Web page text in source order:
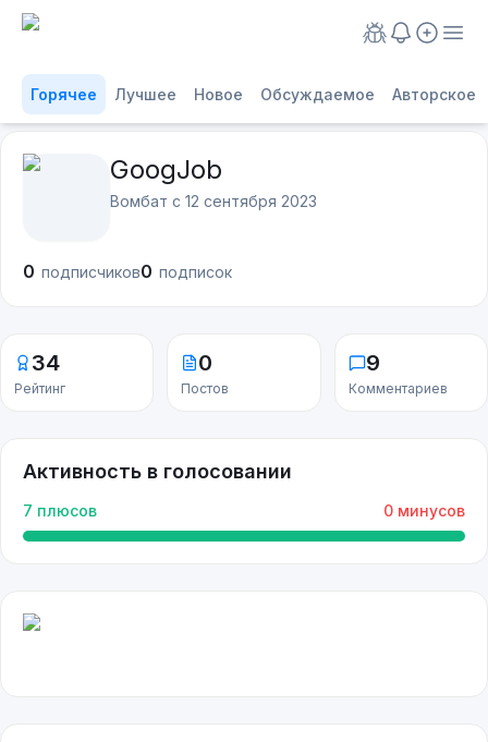
Горячее Лучшее Новое Обсуждаемое Авторское
GoogJob
Вомбат с 12 сентября 2023
0 подписчиков0 подписок
34
Рейтинг
0
Постов
9
Комментариев
Активность в голосовании
7 плюсов 0 минусов